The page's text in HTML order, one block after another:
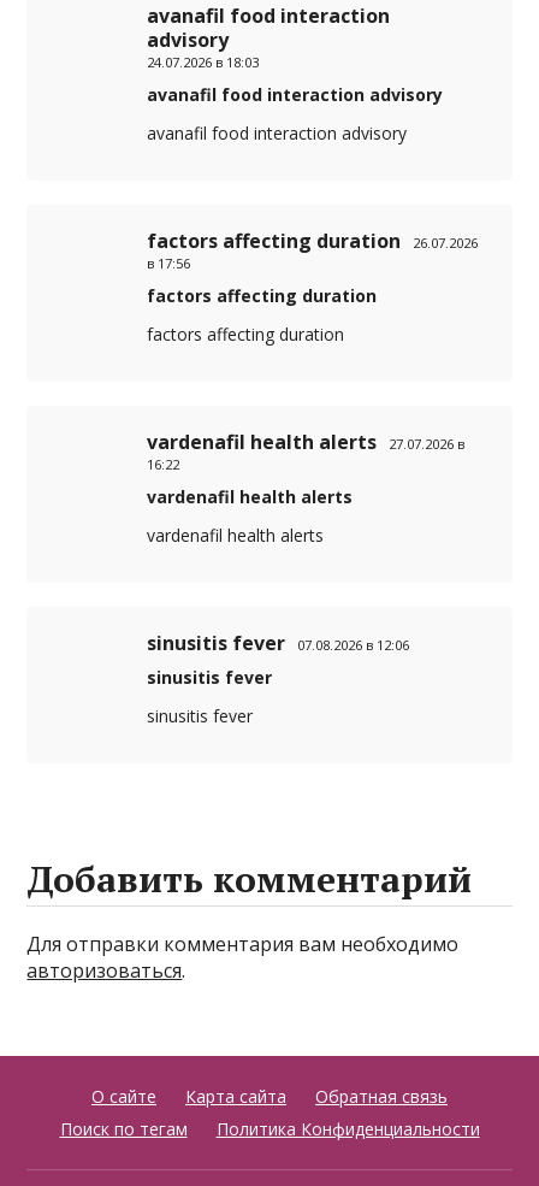
avanafil food interaction
advisory
24.07.2026 в 18:03
avanafil food interaction advisory
avanafil food interaction advisory
factors affecting duration
26.07.2026
в 17:56
factors affecting duration
factors affecting duration
vardenafil health alerts
27.07.2026 в
16:22
vardenafil health alerts
vardenafil health alerts
sinusitis fever 07.08.2026 в 12:06
sinusitis fever
sinusitis fever
Добавить комментарий
Для отправки комментария вам необходимо
авторизоваться.
О сайте Карта сайта
Обратная связь
Поиск по тегам
Политика Конфиденциальности